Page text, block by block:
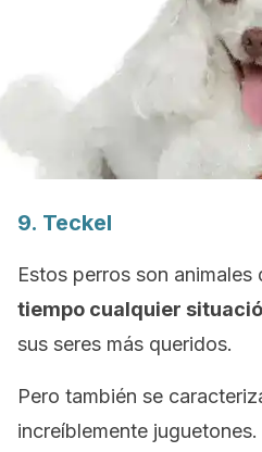
9. Teckel
Estos perros son animales
tiempo cualquier
sus seres más queridos.
Pero también se
increíblemente